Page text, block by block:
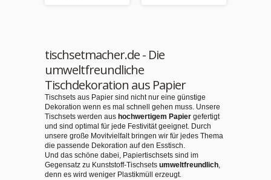
tischsetmacher.de - Die
umweltfreundliche
Tischdekoration aus Papier
Tischsets aus Papier sind nicht nur eine günstige
Dekoration wenn es mal schnell gehen muss. Unsere
Tischsets werden aus hochwertigem Papier gefertigt
und sind optimal für jede Festivität geeignet. Durch
unsere große Movitvielfalt bringen wir für jedes Thema
die passende Dekoration auf den Esstisch.
Und das schöne dabei, Papiertischsets sind im
Gegensatz zu Kunststoff-Tischsets umweltfreundlich,
denn es wird weniger Plastikmüll erzeugt.